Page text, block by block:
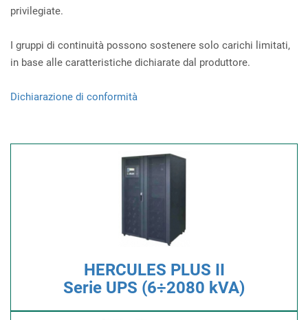
privilegiate.
I gruppi di continuità possono sostenere solo carichi limitati,
in base alle caratteristiche dichiarate dal produttore.
Dichiarazione di conformità
HERCULES PLUS II
Serie UPS (6÷2080 kVA)